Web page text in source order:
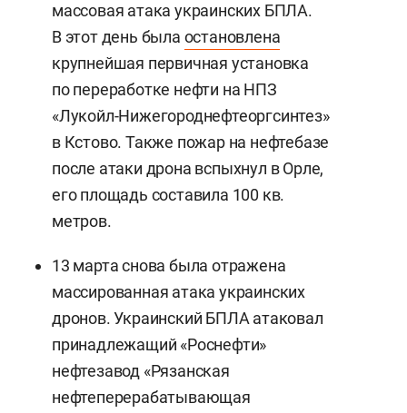
массовая атака украинских БПЛА.
В этот день была остановлена
крупнейшая первичная установка
по переработке нефти на НПЗ
«Лукойл-Нижегороднефтеоргсинтез»
в Кстово. Также пожар на нефтебазе
после атаки дрона вспыхнул в Орле,
его площадь составила 100 кв.
метров.
13 марта снова была отражена
массированная атака украинских
дронов. Украинский БПЛА атаковал
принадлежащий «Роснефти»
нефтезавод «Рязанская
нефтеперерабатывающая